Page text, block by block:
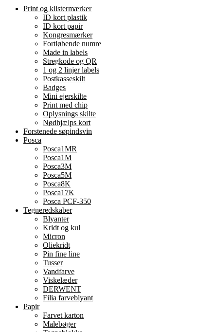
Print og klistermærker
ID kort plastik
ID kort papir
Kongresmærker
Fortløbende numre
Made in labels
Stregkode og QR
1 og 2 linjer labels
Postkasseskilt
Badges
Mini ejerskilte
Print med chip
Oplysnings skilte
Nødhjælps kort
Forstenede søpindsvin
Posca
Posca1MR
Posca1M
Posca3M
Posca5M
Posca8K
Posca17K
Posca PCF-350
Tegneredskaber
Blyanter
Kridt og kul
Micron
Oliekridt
Pin fine line
Tusser
Vandfarve
Viskelæder
DERWENT
Filia farveblyant
Papir
Farvet karton
Malebøger